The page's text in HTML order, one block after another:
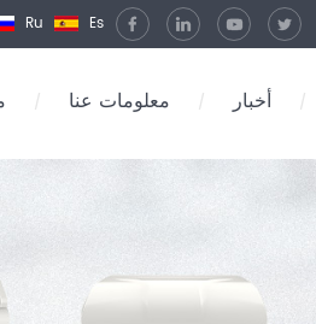
Ru Es
/ معلومات عنا / أخبار /